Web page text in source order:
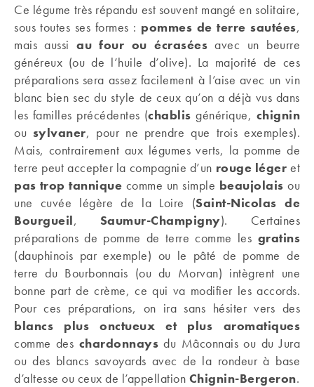
Ce légume très répandu est souvent mangé en solitaire,
sous toutes ses formes : pommes de terre sautées,
mais aussiau four ou écrasées avec un beurre
généreux (ou de l’huile d’olive). La majorité de ces
préparations sera assez facilement à l’aise avec un vin
blanc bien sec du style de ceux qu’on a déjà vus dans
les familles précédentes (chablisgénérique, chignin
ou sylvaner, pour ne prendre que trois exemples).
Mais, contrairement aux légumes verts, la pomme de
terre peut accepter la compagnie d’un rouge léger et
pas trop tannique comme un simple beaujolaisou
une cuvée légère de la Loire (Saint-Nicolas de
Bourgueil, Saumur-Champigny). Certaines
préparations de pomme de terre comme les gratins
(dauphinois par exemple) ou le pâté de pomme de
terre du Bourbonnais (ou du Morvan) intègrent une
bonne part de crème, ce qui va modifier les accords.
Pour ces préparations, on ira sans hésiter vers des
blancs plus onctueux et plus aromatiques
comme des chardonnaysdu Mâconnais ou du Jura
ou des blancs savoyards avec de la rondeur à base
d’altesse ou ceux de l’appellation Chignin-Bergeron.